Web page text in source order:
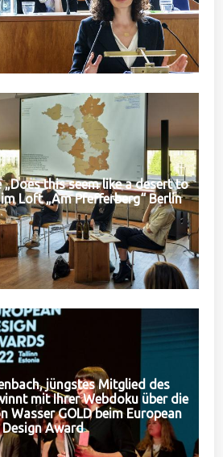
this seem like a desert to
Loft „Am Pfefferberg“ Berlin
jüngstes Mitglied des
mit Ihrer Webdoku über die
Wasser GOLD beim European
Design Award